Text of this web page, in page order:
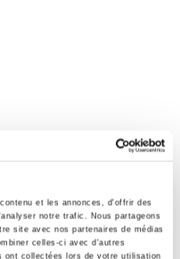
et les annonces, d'offrir des
notre trafic. Nous partageons
site avec nos partenaires de médias
celles-ci avec d'autres
ont collectées lors de votre utilisation
>Maghreb